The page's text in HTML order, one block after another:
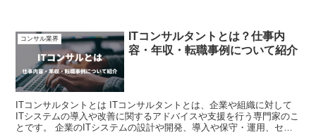
コンサル業界
ITコンサルタントとは？仕事内
容・年収・転職事例について紹介
ITコンサルタントとは ITコンサルタントとは、企業や組織に対して
ITシステムの導入や改善に関するアドバイスや支援を行う専門家のこ
とです。 企業のITシステムの設計や開発、導入や保守・運用、セキ